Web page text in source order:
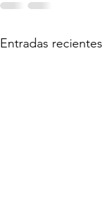
Entradas recientes